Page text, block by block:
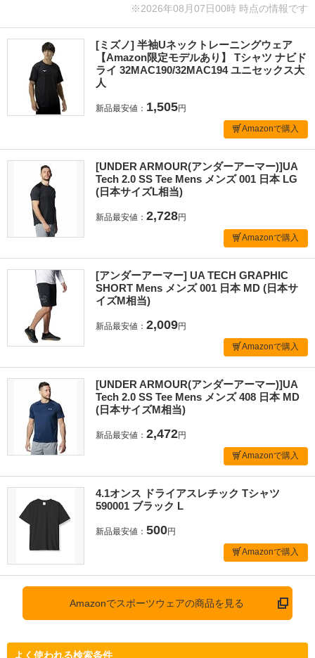
※2026年08月07日00時 時点の情報です
[ミズノ] 半袖Uネックトレーニングウェア
【Amazon限定モデルあり】 Tシャツ ナビド
ライ 32MAC190/32MAC194 ユニセックス大
人
新品最安値： 1,505円
Amazonで購入
[UNDER ARMOUR(アンダーアーマー)]UA
Tech 2.0 SS Tee Mens メンズ 001 日本 LG
(日本サイズL相当)
新品最安値： 2,728円
Amazonで購入
[アンダーアーマー] UA TECH GRAPHIC
SHORT Mens メンズ 001 日本 MD (日本サ
イズM相当)
新品最安値： 2,009円
Amazonで購入
[UNDER ARMOUR(アンダーアーマー)]UA
Tech 2.0 SS Tee Mens メンズ 408 日本 MD
(日本サイズM相当)
新品最安値： 2,472円
Amazonで購入
4.1オンス ドライアスレチック Tシャツ
590001 ブラック L
新品最安値： 500円
Amazonで購入
Amazonでスポーツウェアの商品を見る
よく使われる検索条件